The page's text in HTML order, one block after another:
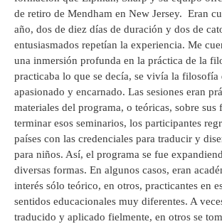
de retiro de Mendham en New Jersey. Eran
año, dos de diez días de duración y dos de
entusiasmados repetían la experiencia. Me
una inmersión profunda en la práctica de la
practicaba lo que se decía, se vivía la filosofía
apasionado y encarnado. Las sesiones eran
materiales del programa, o teóricas, sobre sus
terminar esos seminarios, los participantes
países con las credenciales para traducir y
para niños. Así, el programa se fue
diversas formas. En algunos casos, eran
interés sólo teórico, en otros, practicantes en
sentidos educacionales muy diferentes. A
traducido y aplicado fielmente, en otros se